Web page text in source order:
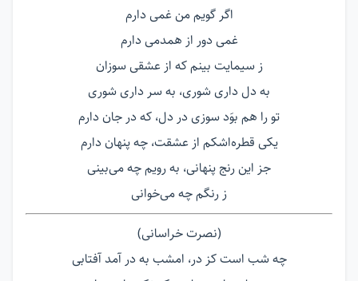
اگر گویم من غمی دارم
غمی دور از همدمی دارم
ز سیمایت بینم که از عشقی سوزان
به دل داری شوری، به سر داری شوری
تو را هم بوَد سوزی در دل، که در جان دارم
یکی قطره‌اشکم از عشقت، چه پنهان دارم
جز این رنج پنهانی، به رویم چه می‌بینی
ز رنگم چه می‌خوانی
(نصرت خراسانی)
چه شب است کز در، امشب به در آمد آفتابی